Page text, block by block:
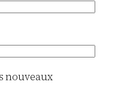
nouveaux